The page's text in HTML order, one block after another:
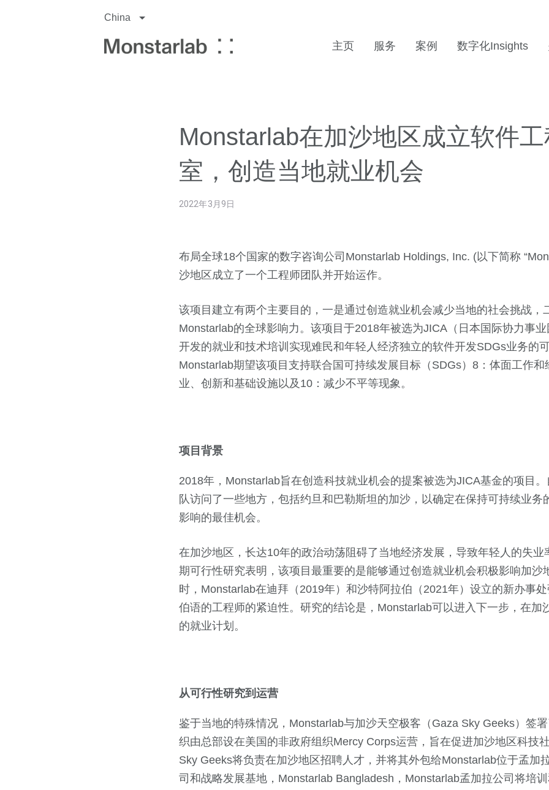
China
主页 服务 案例 数字化Insights
Monstarlab在加沙地区成立软件
室，创造当地就业机会
2022年3月9日
布局全球18个国家的数字咨询公司Monstarlab Holdings, Inc. (以下简称
沙地区成立了一个工程师团队并开始运作。
该项目建立有两个主要目的，一是通过创造就业机会减少当地的社会挑战，
Monstarlab的全球影响力。该项目于2018年被选为JICA（日本国际协力事业
开发的就业和技术培训实现难民和年轻人经济独立的软件开发SDGs业务的
Monstarlab期望该项目支持联合国可持续发展目标（SDGs）8：体面工作和
业、创新和基础设施以及10：减少不平等现象。
项目背景
2018年，Monstarlab旨在创造科技就业机会的提案被选为JICA基金的项目
队访问了一些地方，包括约旦和巴勒斯坦的加沙，以确定在保持可持续业务
影响的最佳机会。
在加沙地区，长达10年的政治动荡阻碍了当地经济发展，导致年轻人的失业
期可行性研究表明，该项目最重要的是能够通过创造就业机会积极影响加沙
时，Monstarlab在迪拜（2019年）和沙特阿拉伯（2021年）设立的新办事
伯语的工程师的紧迫性。研究的结论是，Monstarlab可以进入下一步，在加
的就业计划。
从可行性研究到运营
鉴于当地的特殊情况，Monstarlab与加沙天空极客（Gaza Sky Geeks）签
织由总部设在美国的非政府组织Mercy Corps运营，旨在促进加沙地区科技
Sky Geeks将负责在加沙地区招聘人才，并将其外包给Monstarlab位于孟加
司和战略发展基地，Monstarlab Bangladesh，Monstarlab孟加拉公司将培